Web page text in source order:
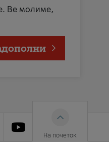
Ве молиме,
На почеток